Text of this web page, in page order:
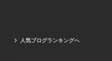
人気ブログランキングへ